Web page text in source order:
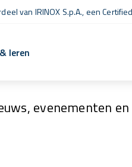
van IRINOX S.p.A., een
leren
evenementen